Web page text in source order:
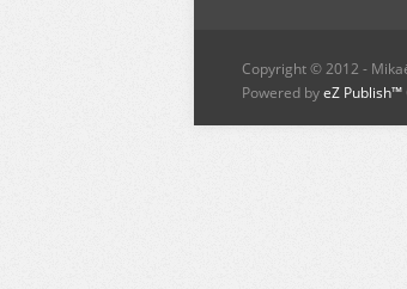
Copyright © 2012 -
Powered byeZ Publish™